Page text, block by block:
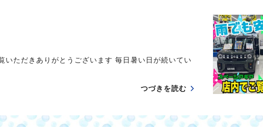
いただきありがとうございます 毎日暑い日が続いてい
つづきを読む